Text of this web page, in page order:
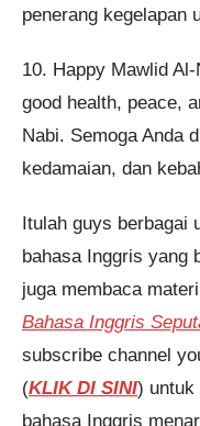
penerang kegelapan
10. Happy Mawlid
good health, peace,
Nabi. Semoga Anda
kedamaian, dan
Itulah guys berbagai
bahasa Inggris yang
juga membaca
Bahasa Inggris
subscribe channel
(KLIK DI SINI) untuk
bahasa Inggris